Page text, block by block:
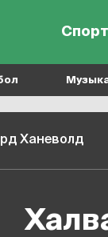
Спорт
Ханеволд